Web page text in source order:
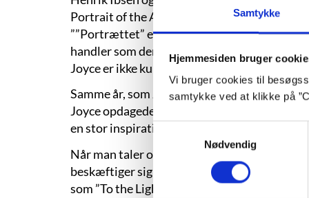
Samtykke
Hjemmesiden bruger
Vi bruger cookies til
samtykke ved at klikke på
Samtykkevalg
Nødvendig
Portrait of the Artist as a Young Man” kan
””Portrættet” er såmænd stærkt inspireret af
handler som denne i sin substans om,
Joyce er ikke kun for Kloge Åge. Politiken,
Samme år, som Joyces ”Ulysses” udkom
Joyce opdagede ideerne om
en stor inspirationskilde.
Når man taler om skildringen af den
beskæftiger sig med alt det, der konstant er
som ”To the Lighthouse” (”Til fyret”) og ”Mrs.